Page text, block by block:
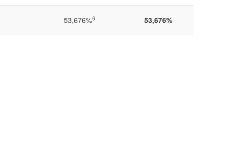
53,676%6 53,676%